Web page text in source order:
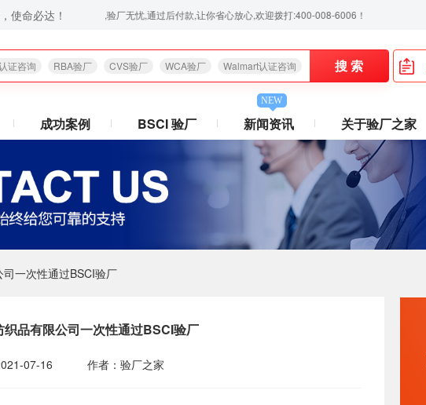
使命必达！
验厂辅导服务,验厂无忧,通过后付款,让你省心放心,欢迎拨打:400-008-6006！
证咨询 RBA验厂 CVS验厂 WCA验厂 Walmart认证咨询 搜 索
成功案例 BSCI 验厂
NEW
新闻资讯 关于验厂之家
一次性通过BSCI验厂
品有限公司一次性通过BSCI验厂
07-16 作者：验厂之家